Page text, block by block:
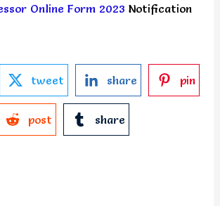
Online Form 2023 Notification
tweet share pin
post share